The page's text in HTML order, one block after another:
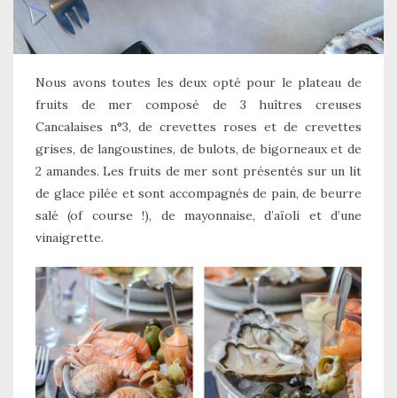
Nous avons toutes les deux opté pour le plateau de
fruits de mer composé de 3 huîtres creuses
Cancalaises n°3, de crevettes roses et de crevettes
grises, de langoustines, de bulots, de bigorneaux et de
2 amandes. Les fruits de mer sont présentés sur un lit
de glace pilée et sont accompagnés de pain, de beurre
salé (of course !), de mayonnaise, d’aïoli et d’une
vinaigrette.